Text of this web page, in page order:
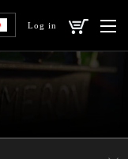
Log in